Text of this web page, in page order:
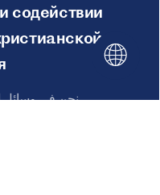
содействии
نحن في وسائل